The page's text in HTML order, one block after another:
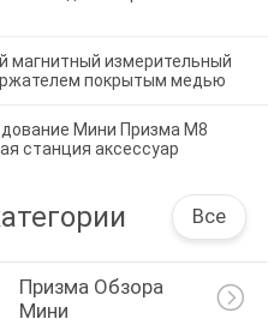
магнитный измерительный
покрытым медью
Мини Призма M8
станция аксессуар
Все
Призма Обзора
Мини